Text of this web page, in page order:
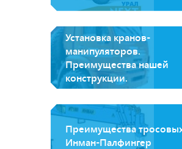
Установка кранов-
манипуляторов.
Преимущества нашей
конструкции.
Преимущества
Инман-Палфингер